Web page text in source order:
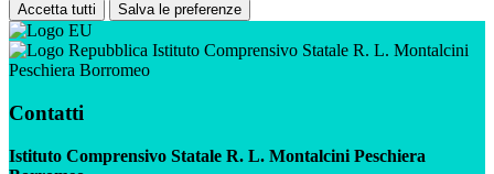
Accetta tutti Salva le preferenze
Istituto Comprensivo Statale R. L. Montalcini
Peschiera Borromeo
Contatti
Istituto Comprensivo Statale R. L. Montalcini Peschiera